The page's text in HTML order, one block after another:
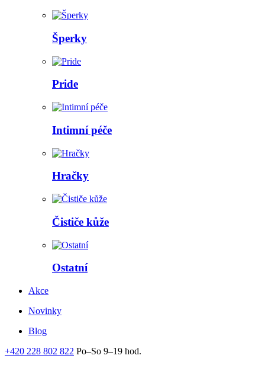
Šperky
Pride
Intimní péče
Hračky
Čističe kůže
Ostatní
Akce
Novinky
Blog
+420 228 802 822 Po–So 9–19 hod.